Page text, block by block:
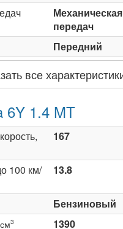
передач
Передний
все
6Y 1.4 MT
167
100 км/
13.8
Бензиновый
см3
1390